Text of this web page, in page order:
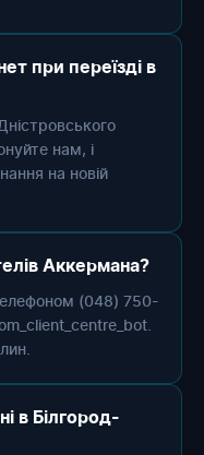
при переїзді в
нам, і
на новій
Аккермана?
(048) 750-
в Білгород-